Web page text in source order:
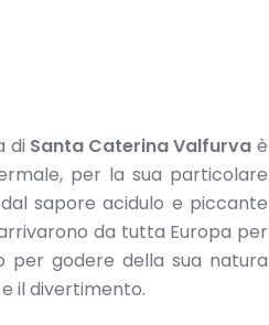
di Santa Caterina Valfurva è
per la sua particolare
dal sapore acidulo e piccante
da tutta Europa per
per godere della sua natura
il divertimento.